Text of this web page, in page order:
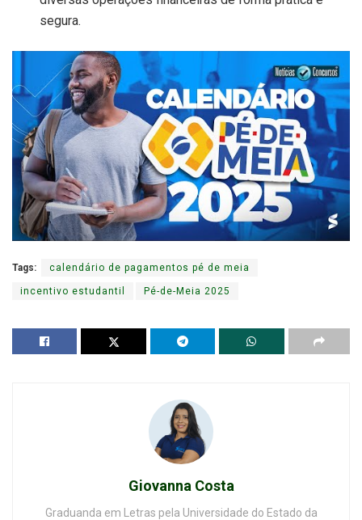
segura.
Tags: calendário de pagamentos pé de meia
incentivo estudantil Pé-de-Meia 2025
Giovanna Costa
Graduanda em Letras pela Universidade do Estado da